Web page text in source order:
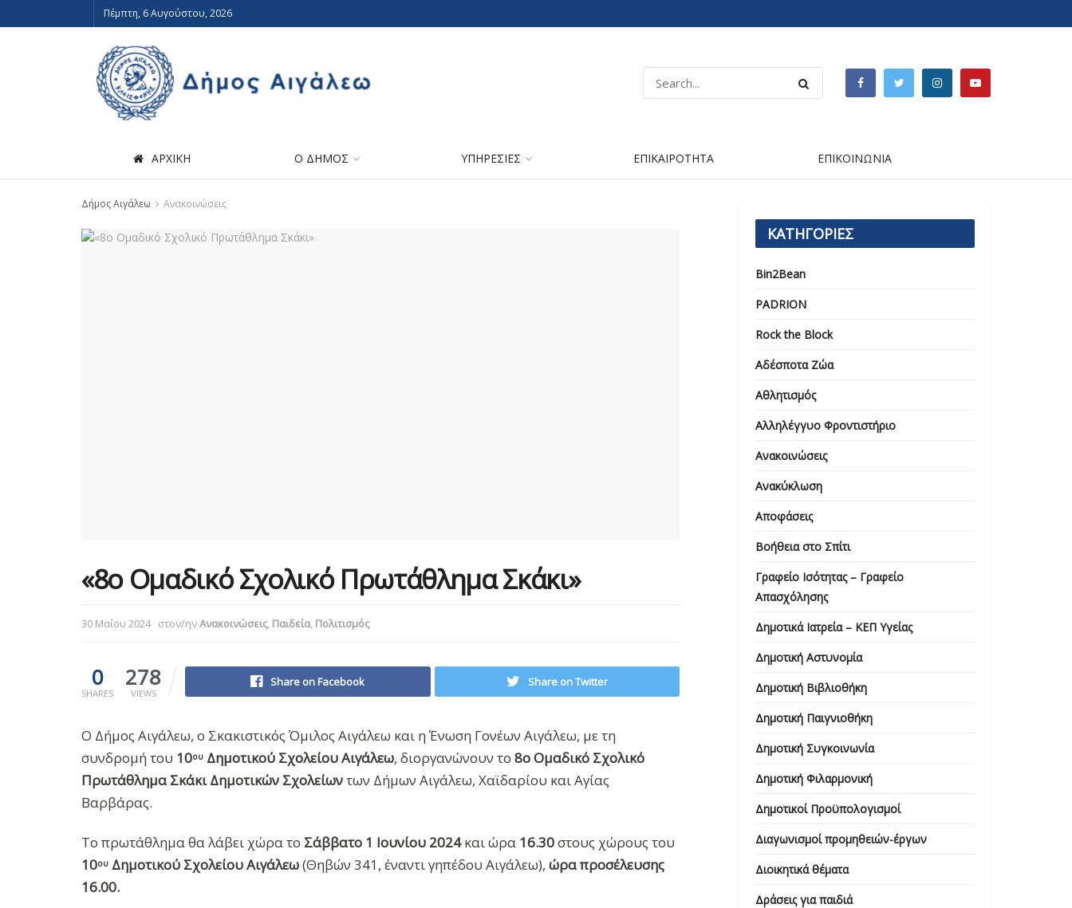
Πέμπτη, 6 Αυγούστου, 2026
ΑΡΧΙΚΗ Ο ΔΗΜΟΣ ΥΠΗΡΕΣΙΕΣ ΕΠΙΚΑΙΡΟΤΗΤΑ ΕΠΙΚΟΙΝΩΝΙΑ
Δήμος Αιγάλεω Ανακοινώσεις
«8ο Ομαδικό Σχολικό Πρωτάθλημα Σκάκι»
30 Μαΐου 2024 στον/ηνΑνακοινώσεις, Παιδεία, Πολιτισμός
0
SHARES
278
VIEWS
Share on Facebook Share on Twitter
Ο Δήμος Αιγάλεω, ο Σκακιστικός Όμιλος Αιγάλεω και η Ένωση Γονέων Αιγάλεω, με τη
συνδρομή του 10ου Δημοτικού Σχολείου Αιγάλεω, διοργανώνουν το 8ο Ομαδικό Σχολικό
Πρωτάθλημα Σκάκι Δημοτικών Σχολείωντων Δήμων Αιγάλεω, Χαϊδαρίου και Αγίας
Βαρβάρας.
Το πρωτάθλημα θα λάβει χώρα το Σάββατο 1 Ιουνίου 2024και ώρα 16.30στους χώρους του
10ου Δημοτικού Σχολείου Αιγάλεω(Θηβών 341, έναντι γηπέδου Αιγάλεω), ώρα προσέλευσης
16.00.
ΚΑΤΗΓΟΡΙΕΣ
Bin2Bean
PADRION
Rock the Block
Αδέσποτα Ζώα
Αθλητισμός
Αλληλέγγυο Φροντιστήριο
Ανακοινώσεις
Ανακύκλωση
Αποφάσεις
Βοήθεια στο Σπίτι
Γραφείο Ισότητας – Γραφείο
Απασχόλησης
Δημοτικά Ιατρεία – ΚΕΠ Υγείας
Δημοτική Αστυνομία
Δημοτική Βιβλιοθήκη
Δημοτική Παιγνιοθήκη
Δημοτική Συγκοινωνία
Δημοτική Φιλαρμονική
Δημοτικοί Προϋπολογισμοί
Διαγωνισμοί προμηθειών-έργων
Διοικητικά θέματα
Δράσεις για παιδιά